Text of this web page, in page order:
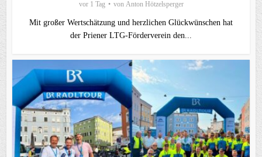
vor 1 Tag von Anton Hötzelsperger
Mit großer Wertschätzung und herzlichen Glückwünschen hat
der Priener LTG‑Förderverein den...